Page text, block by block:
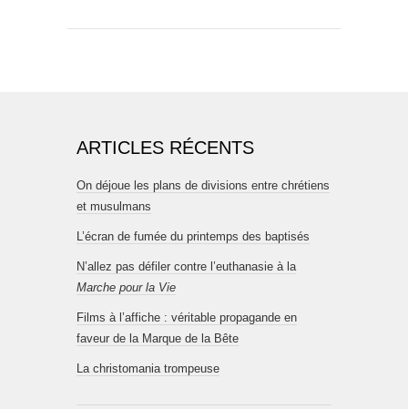
ARTICLES RÉCENTS
On déjoue les plans de divisions entre chrétiens
et musulmans
L’écran de fumée du printemps des baptisés
N’allez pas défiler contre l’euthanasie à la
Marche pour la Vie
Films à l’affiche : véritable propagande en
faveur de la Marque de la Bête
La christomania trompeuse